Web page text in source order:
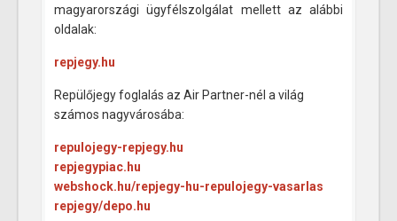
magyarországi ügyfélszolgálat mellett az alábbi
oldalak:
repjegy.hu
Repülőjegy foglalás az Air Partner-nél a világ
számos nagyvárosába:
repulojegy-repjegy.hu
repjegypiac.hu
webshock.hu/repjegy-hu-repulojegy-vasarlas
repjegy/depo.hu